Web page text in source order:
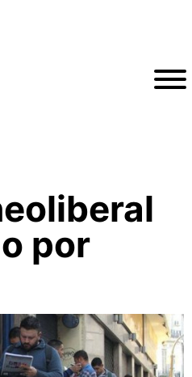
por